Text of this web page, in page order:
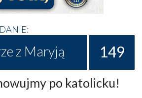
z Maryją 149
po katolicku!